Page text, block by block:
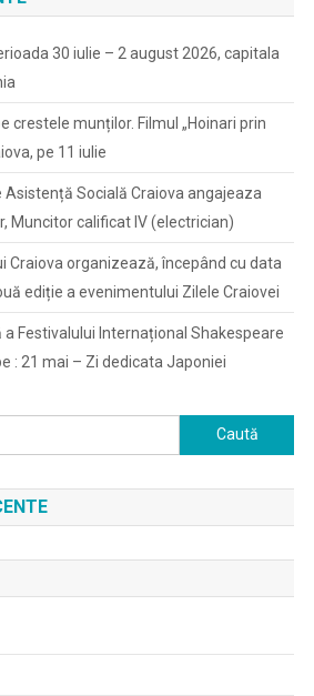
30 iulie – 2 august 2026, capitala
crestele munților. Filmul „Hoinari prin
pe 11 iulie
Asistență Socială Craiova angajeaza
Muncitor calificat IV (electrician)
Craiova organizează, începând cu data
ediție a evenimentului Zilele Craiovei
Festivalului Internațional Shakespeare
: 21 mai – Zi dedicata Japoniei
Caută
după: